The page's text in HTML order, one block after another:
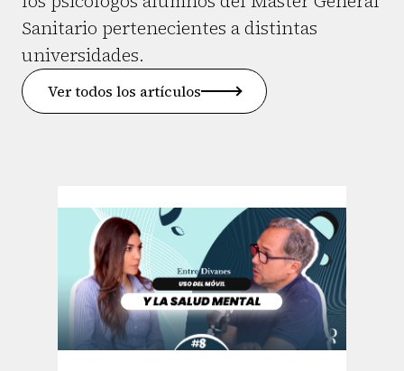
Sanitario pertenecientes a distintas
universidades.
Ver todos los artículos